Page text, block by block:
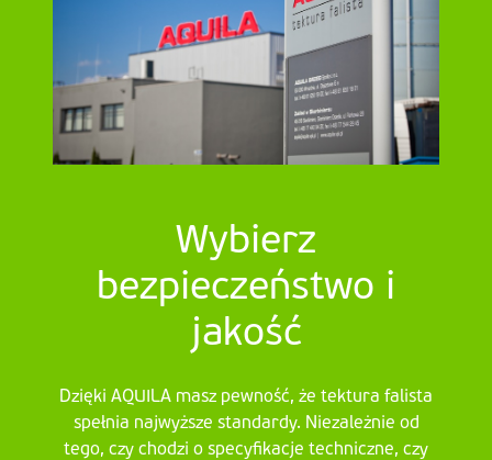
Wybierz
bezpieczeństwo i
jakość
Dzięki AQUILA masz pewność, że tektura falista
spełnia najwyższe standardy. Niezależnie od
tego, czy chodzi o specyfikacje techniczne, czy